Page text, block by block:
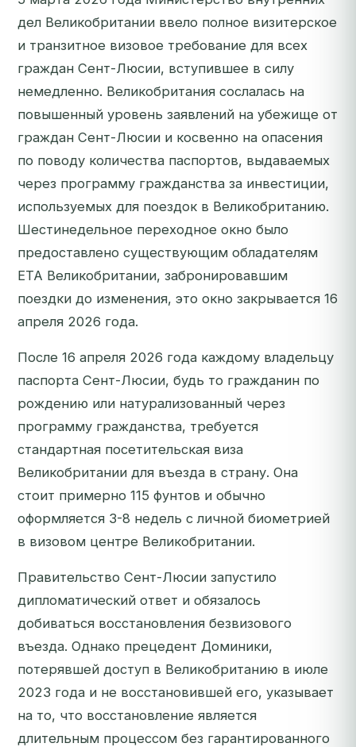
дел Великобритании ввело полное визитерское
и транзитное визовое требование для всех
граждан Сент-Люсии, вступившее в силу
немедленно. Великобритания сослалась на
повышенный уровень заявлений на убежище от
граждан Сент-Люсии и косвенно на опасения
по поводу количества паспортов, выдаваемых
через программу гражданства за инвестиции,
используемых для поездок в Великобританию.
Шестинедельное переходное окно было
предоставлено существующим обладателям
ETA Великобритании, забронировавшим
поездки до изменения, это окно закрывается 16
апреля 2026 года.
После 16 апреля 2026 года каждому владельцу
паспорта Сент-Люсии, будь то гражданин по
рождению или натурализованный через
программу гражданства, требуется
стандартная посетительская виза
Великобритании для въезда в страну. Она
стоит примерно 115 фунтов и обычно
оформляется 3-8 недель с личной биометрией
в визовом центре Великобритании.
Правительство Сент-Люсии запустило
дипломатический ответ и обязалось
добиваться восстановления безвизового
въезда. Однако прецедент Доминики,
потерявшей доступ в Великобританию в июле
2023 года и не восстановившей его, указывает
на то, что восстановление является
длительным процессом без гарантированного